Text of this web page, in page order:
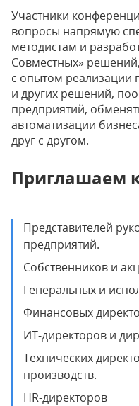
Участники
вопросы напрямую
методистам и
Совместных»
с опытом реализации
и других решений,
предприятий,
автоматизации
друг с другом.
Приглашаем
Представителей
предприятий.
Собственников и
Генеральных и
Финансовых
ИТ-директоров и
Технических
производств.
HR-директоров